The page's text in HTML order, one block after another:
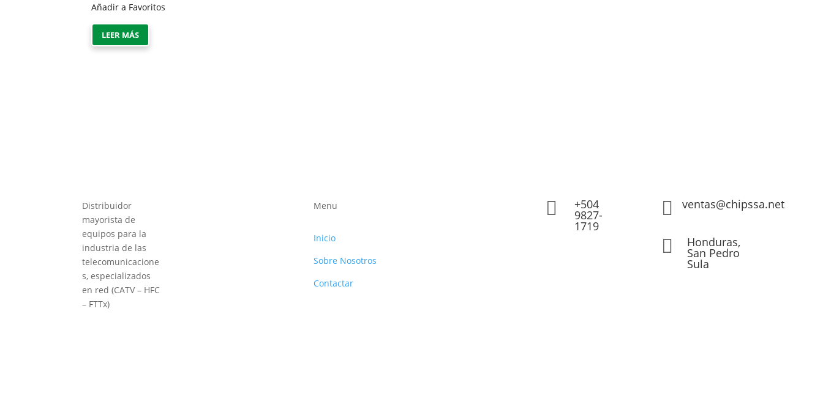
Añadir a Favoritos
LEER MÁS
Distribuidor
mayorista de
equipos para la
industria de las
telecomunicacione
s, especializados
en red (CATV – HFC
– FTTx)
Menu
Inicio
Sobre Nosotros
Contactar
 +504
9827-
1719
 ventas@chipssa.net
 Honduras,
San Pedro
Sula